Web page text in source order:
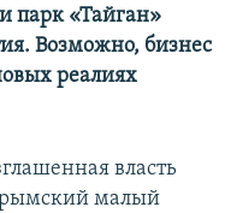
парк «Тайган»
Возможно, бизнес
реалиях
власть
малый